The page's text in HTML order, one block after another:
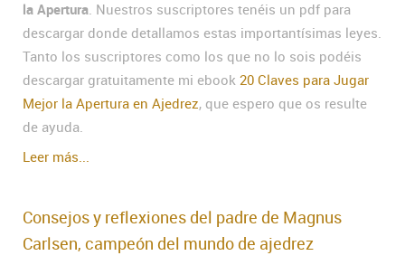
la Apertura . Nuestros suscriptores tenéis un pdf para
descargar donde detallamos estas importantísimas leyes.
Tanto los suscriptores como los que no lo sois podéis
descargar gratuitamente mi ebook 20 Claves para Jugar
Mejor la Apertura en Ajedrez, que espero que os resulte
de ayuda.
Leer más...
Consejos y reflexiones del padre de Magnus
Carlsen, campeón del mundo de ajedrez